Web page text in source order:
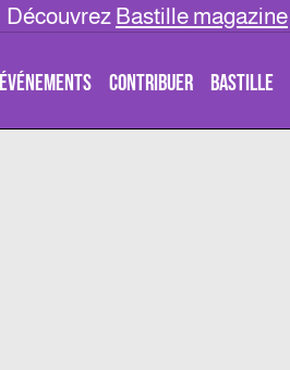
Découvrez Bastille magazine
ÉVÉNEMENTS CONTRIBUER BASTILLE